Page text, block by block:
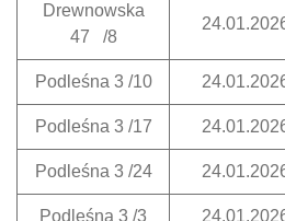
Drewnowska
47 /8
Podleśna 3 /10
Podleśna 3 /17
Podleśna 3 /24
Podleśna 3 /3